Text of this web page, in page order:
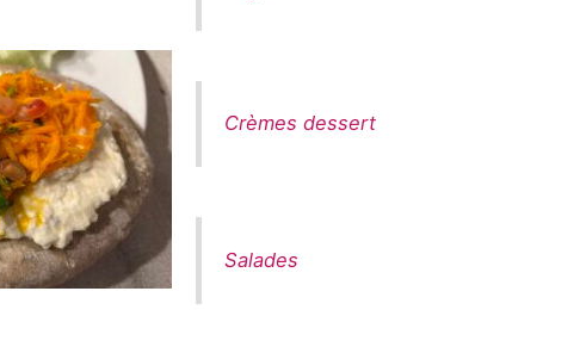
Crèmes dessert
Salades